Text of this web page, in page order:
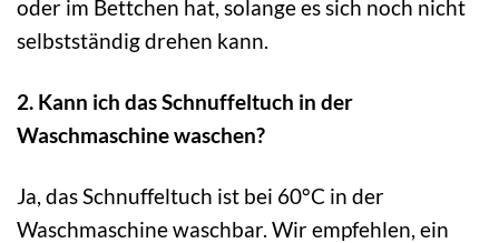
oder im Bettchen hat, solange es sich noch nicht
selbstständig drehen kann.
2. Kann ich das Schnuffeltuch in der
Waschmaschine waschen?
Ja, das Schnuffeltuch ist bei 60°C in der
Waschmaschine waschbar. Wir empfehlen, ein